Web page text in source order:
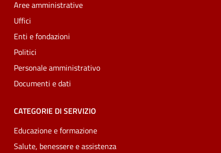
Aree amministrative
Uffici
Enti e fondazioni
Politici
Personale amministrativo
Documenti e dati
CATEGORIE DI SERVIZIO
Educazione e formazione
Salute, benessere e assistenza